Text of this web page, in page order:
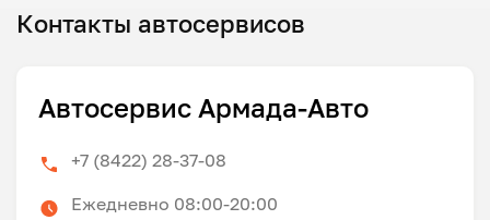
Контакты автосервисов
Автосервис Армада-Авто
+7 (8422) 28-37-08
Ежедневно 08:00-20:00